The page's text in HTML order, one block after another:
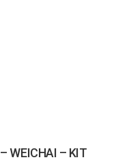
WEICHAI – KIT